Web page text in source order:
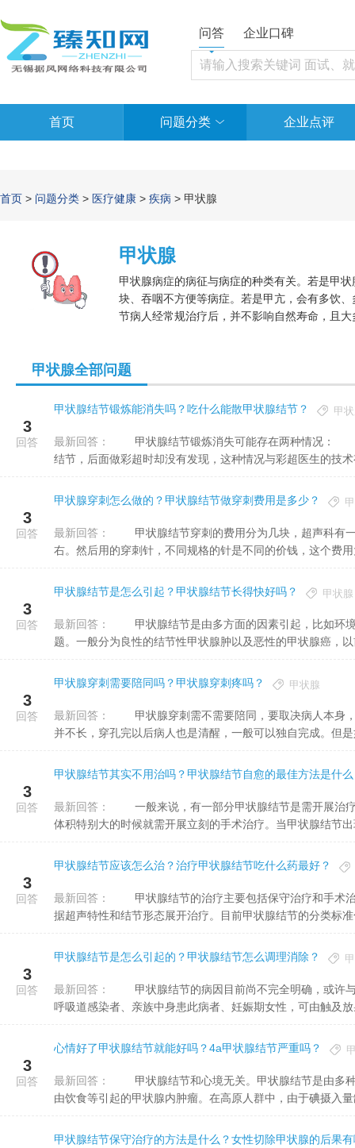
问答 企业口碑
首页 问题分类 企业点评
首页 > 问题分类 > 医疗健康 > 疾病 > 甲状腺
甲状腺
甲状腺病症的病征与病症的种类有关。若是甲
块、吞咽不方便等病症。若是甲亢，会有多饮
节病人经常规治疗后，并不影响自然寿命，且
甲状腺全部问题
3
回答
甲状腺结节锻炼能消失吗？吃什么能散甲状腺结节？ 甲
最新回答：
结节，后面做彩超时却没有发现，这种情况与彩超医生的技
3
回答
甲状腺穿刺怎么做的？甲状腺结节做穿刺费用是多少？
最新回答：
右。然后用的穿刺针，不同规格的针是不同的价钱，这个费
3
回答
甲状腺结节是怎么引起？甲状腺结节长得快好吗？ 甲状腺
最新回答：
题。一般分为良性的结节性甲状腺肿以及恶性的甲状腺癌，
3
回答
甲状腺穿刺需要陪同吗？甲状腺穿刺疼吗？ 甲状腺
最新回答：
并不长，穿孔完以后病人也是清醒，一般可以独自完成。但
3
回答
甲状腺结节其实不用治吗？甲状腺结节自愈的最佳方法是什
最新回答：
体积特别大的时候就需开展立刻的手术治疗。当甲状腺结节
3
回答
甲状腺结节应该怎么治？治疗甲状腺结节吃什么药最好？
最新回答：
据超声特性和结节形态展开治疗。目前甲状腺结节的分类标
3
回答
甲状腺结节是怎么引起的？甲状腺结节怎么调理消除？
最新回答：
呼吸道感染者、亲族中身患此病者、妊娠期女性，可由触及
3
回答
心情好了甲状腺结节就能好吗？4a甲状腺结节严重吗？
最新回答：
由饮食等引起的甲状腺内肿瘤。在高原人群中，由于碘摄入
甲状腺结节保守治疗的方法是什么？女性切除甲状腺的后果